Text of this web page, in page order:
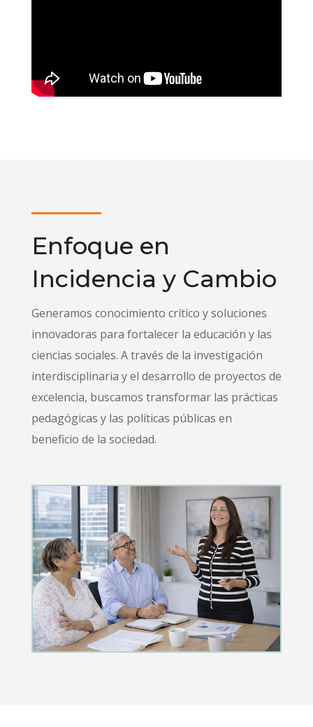
Enfoque en
Incidencia y Cambio
Generamos conocimiento crítico y soluciones
innovadoras para fortalecer la educación y las
ciencias sociales. A través de la investigación
interdisciplinaria y el desarrollo de proyectos de
excelencia, buscamos transformar las prácticas
pedagógicas y las políticas públicas en
beneficio de la sociedad.